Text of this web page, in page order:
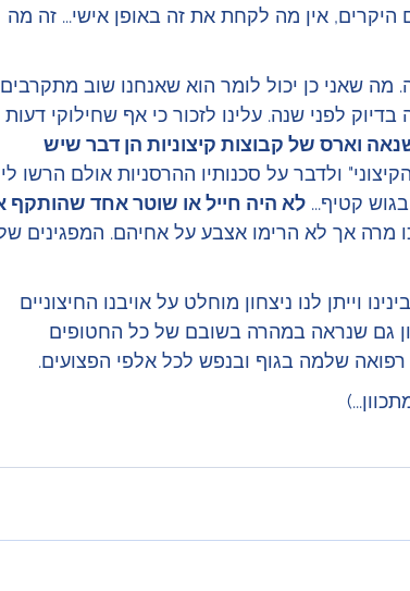
אין מה לקחת את זה באופן אישי... זה מה
מה שאני כן יכול לומר הוא שאנחנו שוב
לפני שנה. עלינו לזכור כי אף שחילוקי דעות
וארס של קבוצות קיצוניות הן דבר שיש
ולדבר על סכנותיו ההרסניות אולם הרשו
לא היה חייל או שוטר אחד שהותקף
מרה אך לא הרימו אצבע על אחיהם. המפגינים
וייתן לנו ניצחון מוחלט על אויבנו החיצוניים
גם שנראה במהרה בשובם של כל החטופים
שלמה בגוף ובנפש לכל אלפי הפצועים.